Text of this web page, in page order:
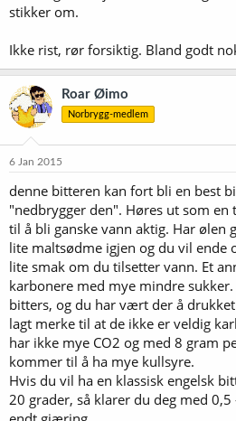
stikker om.
Ikke rist, rør forsiktig. Bland godt
Roar Øimo
Norbrygg-medlem
6 Jan 2015
denne bitteren kan fort bli en best
"nedbrygger den". Høres ut som en
til å bli ganske vann aktig. Har ølen
lite maltsødme igjen og du vil ende
lite smak om du tilsetter vann. Et
karbonere med mye mindre
bitters, og du har vært der å
lagt merke til at de ikke er veldig
har ikke mye CO2 og med 8 gram
kommer til å ha mye kullsyre.
Hvis du vil ha en klassisk engelsk
20 grader, så klarer du deg med